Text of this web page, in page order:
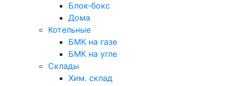
Блок-бокс
Дома
Котельные
БМК на газе
БМК на угле
Склады
Хим. склад